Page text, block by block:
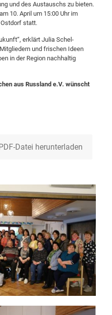
und des Austauschs zu bieten.
10. April um 15:00 Uhr im
statt.
erklärt Julia Schel-
und frischen Ideen
in der Region nachhaltig
aus Russland e.V. wünscht
Datei herunterladen